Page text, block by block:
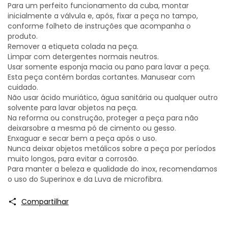
Para um perfeito funcionamento da cuba, montar
inicialmente a válvula e, após, fixar a peça no tampo,
conforme folheto de instruções que acompanha o
produto.
Remover a etiqueta colada na peça.
Limpar com detergentes normais neutros.
Usar somente esponja macia ou pano para lavar a peça.
Esta peça contém bordas cortantes. Manusear com
cuidado.
Não usar ácido muriático, água sanitária ou qualquer outro
solvente para lavar objetos na peça.
Na reforma ou construção, proteger a peça para não
deixarsobre a mesma pó de cimento ou gesso.
Enxaguar e secar bem a peça após o uso.
Nunca deixar objetos metálicos sobre a peça por períodos
muito longos, para evitar a corrosão.
Para manter a beleza e qualidade do inox, recomendamos
o uso do Superinox e da Luva de microfibra.
Compartilhar